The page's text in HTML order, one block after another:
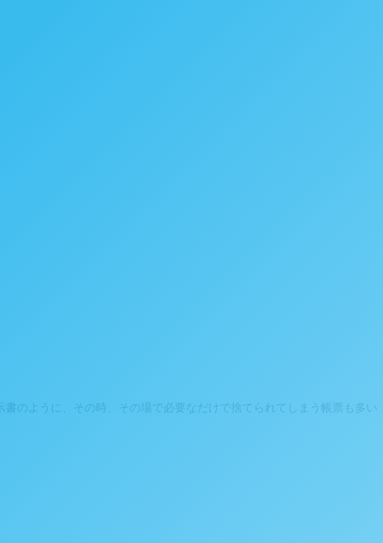
のように、その時、その場で必要なだけで捨てられてしまう帳票も多い